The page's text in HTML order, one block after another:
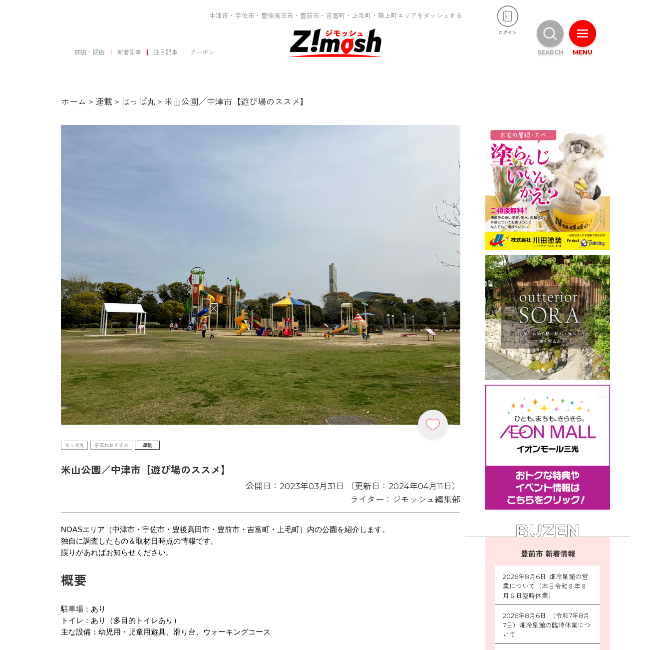
中津市・宇佐市・豊後高田市・豊前市・吉富町・上毛町・築上町エリアをダッシュする
開店・閉店 新着記事 注目記事 クーポン
ホーム > 連載 > はっぱ丸 > 米山公園／中津市【遊び場のススメ】
はっぱ丸 子連れおすすめ 連載
米山公園／中津市【遊び場のススメ】
公開日：2023年03月31日 （更新日：2024年04月11日）
ライター：ジモッシュ編集部
NOASエリア（中津市・宇佐市・豊後高田市・豊前市・吉富町・上毛町）内の公園を紹介します。
独自に調査したもの＆取材日時点の情報です。
誤りがあればお知らせください。
概要
駐車場：あり
トイレ：あり（多目的トイレあり）
主な設備：幼児用・児童用遊具、滑り台、ウォーキングコース
豊前市 新着情報
2026年8月6日 畑冷泉館の営
業について（本日令和８年８
月６日臨時休業）
2026年8月6日 （令和7年8月
7日）畑冷泉館の臨時休業につ
いて
MENU
SEARCH